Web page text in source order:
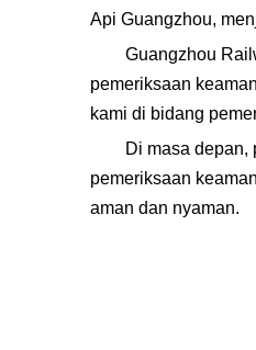
Api Guangzhou,
Guangzhou
pemeriksaan
kami di bidang
Di masa depan,
pemeriksaan
aman dan nyaman.